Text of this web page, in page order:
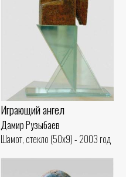
Играющий ангел
Дамир Рузыбаев
Шамот, стекло (50x9) - 2003 год